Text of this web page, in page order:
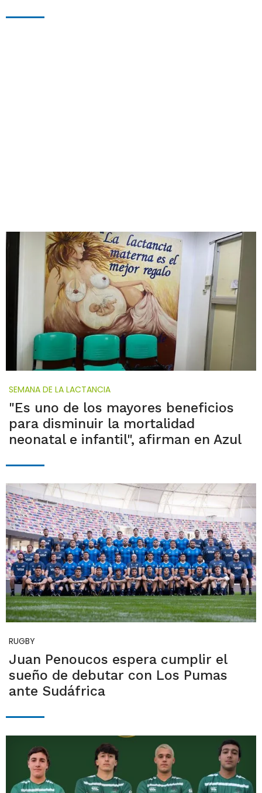
SEMANA DE LA LACTANCIA
"Es uno de los mayores beneficios
para disminuir la mortalidad
neonatal e infantil", afirman en Azul
RUGBY
Juan Penoucos espera cumplir el
sueño de debutar con Los Pumas
ante Sudáfrica